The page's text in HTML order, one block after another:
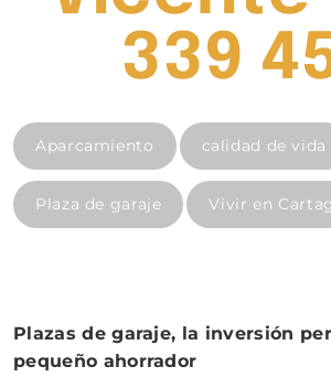
339
Aparcamiento calidad de vida
Plaza de garaje Vivir en
Plazas de garaje, la inversión
pequeño ahorrador